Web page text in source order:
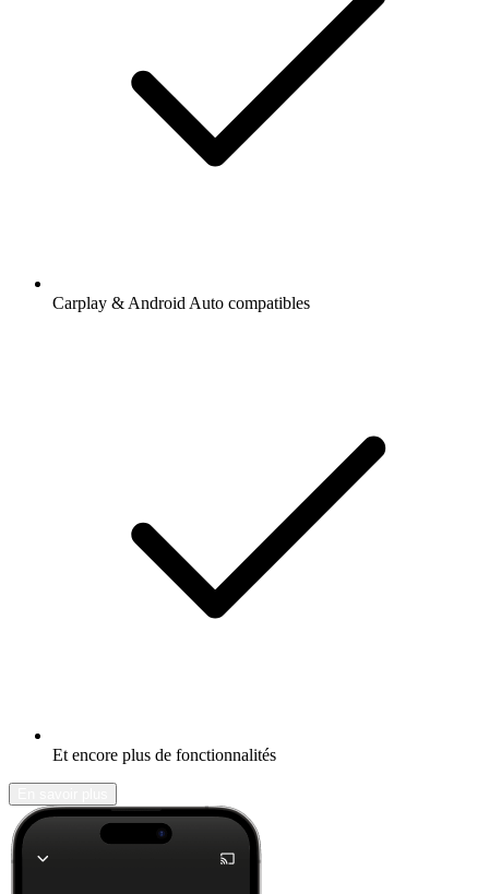
Carplay & Android Auto compatibles
Et encore plus de fonctionnalités